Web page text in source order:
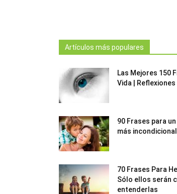
Artículos más populares
Las Mejores 150
Vida |
90 Frases para
más incondicional
70 Frases Para
Sólo ellos serán
entenderlas